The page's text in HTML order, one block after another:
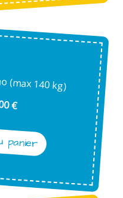
(max 140 kg)
€